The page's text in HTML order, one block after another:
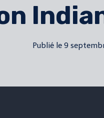
Publié le 9